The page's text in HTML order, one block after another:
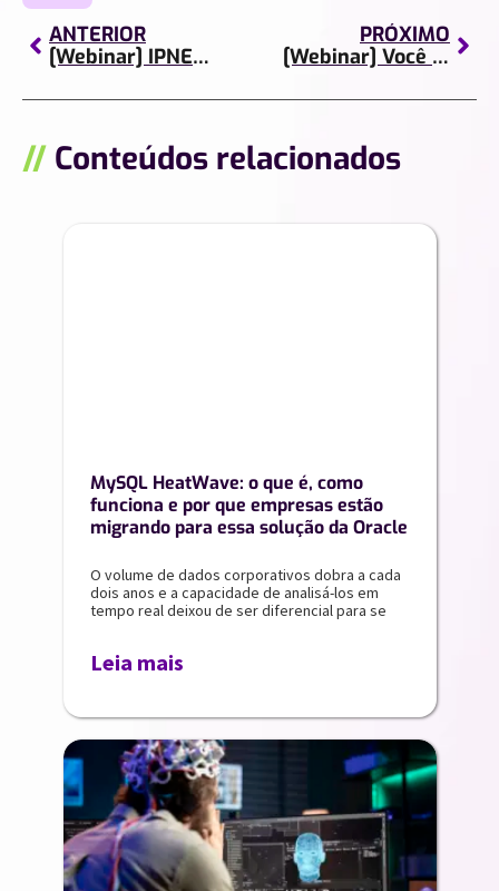
ANTERIOR
[Webinar] IPNETALK Show | Jornada de sucesso
PRÓXIMO
[Webinar] Você sabe o que é MLOps?
// Conteúdos relacionados
MySQL HeatWave: o que é, como
funciona e por que empresas estão
migrando para essa solução da Oracle
O volume de dados corporativos dobra a cada
dois anos e a capacidade de analisá-los em
tempo real deixou de ser diferencial para se
Leia mais